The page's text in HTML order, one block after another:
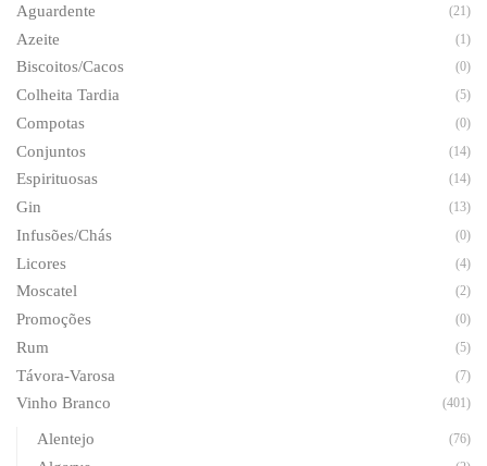
Aguardente (21)
Azeite (1)
Biscoitos/Cacos (0)
Colheita Tardia (5)
Compotas (0)
Conjuntos (14)
Espirituosas (14)
Gin (13)
Infusões/Chás (0)
Licores (4)
Moscatel (2)
Promoções (0)
Rum (5)
Távora-Varosa (7)
Vinho Branco (401)
Alentejo (76)